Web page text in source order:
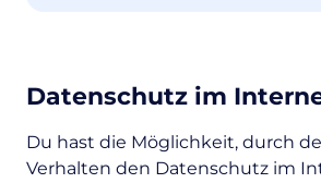
Datenschutz im
Du hast die Möglichkeit, durch
Verhalten den Datenschutz im